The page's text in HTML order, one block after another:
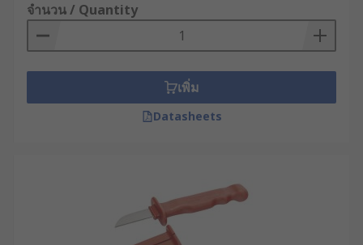
จำนวน / Quantity
เพิ่ม
Datasheets